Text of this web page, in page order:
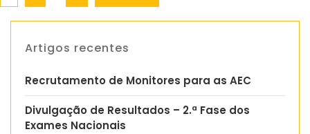
Artigos recentes
Recrutamento de Monitores para as AEC
Divulgação de Resultados – 2.ª Fase dos
Exames Nacionais